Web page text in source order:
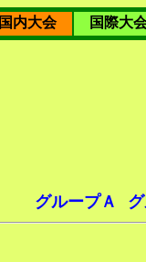
国内大会 国際大
グループＡ